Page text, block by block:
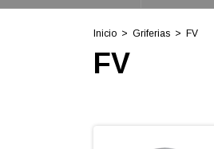
Inicio > Griferias > FV
FV